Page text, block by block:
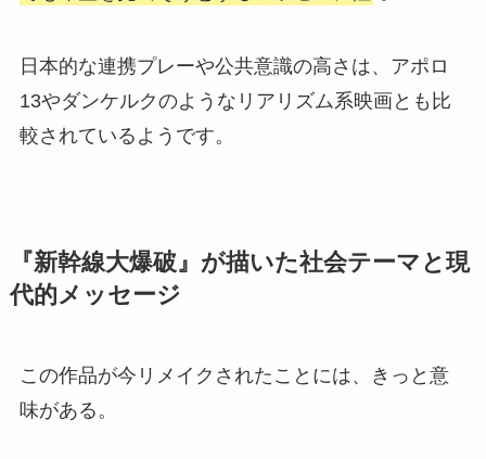
日本的な連携プレーや公共意識の高さは、アポロ
13やダンケルクのようなリアリズム系映画とも比
較されているようです。
『新幹線大爆破』が描いた社会テーマと現
代的メッセージ
この作品が今リメイクされたことには、きっと意
味がある。